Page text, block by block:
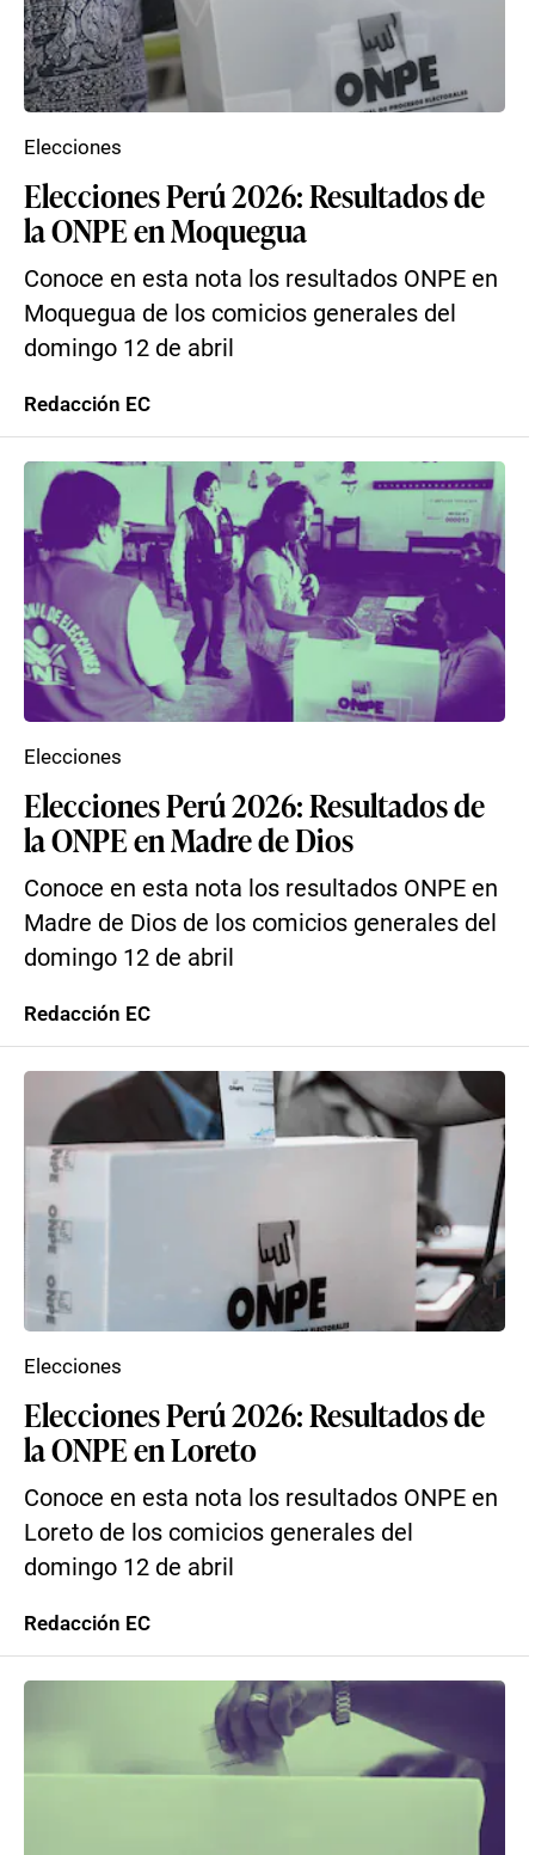
Elecciones Perú 2026: Resultados de
la ONPE en Moquegua
Conoce en esta nota los resultados ONPE en
Moquegua de los comicios generales del
domingo 12 de abril
Elecciones
Redacción EC
Elecciones Perú 2026: Resultados de
la ONPE en Madre de Dios
Conoce en esta nota los resultados ONPE en
Madre de Dios de los comicios generales del
domingo 12 de abril
Elecciones
Redacción EC
Elecciones Perú 2026: Resultados de
la ONPE en Loreto
Conoce en esta nota los resultados ONPE en
Loreto de los comicios generales del
domingo 12 de abril
Elecciones
Redacción EC